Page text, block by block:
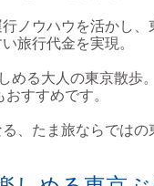
ノウハウを活かし
旅行代金を実現。
める大人の東京散歩。
すすめです。
、たま旅ならではの